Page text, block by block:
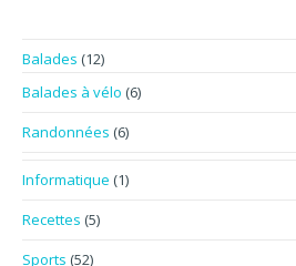
Balades (12)
Balades à vélo (6)
Randonnées (6)
Informatique (1)
Recettes (5)
Sports (52)